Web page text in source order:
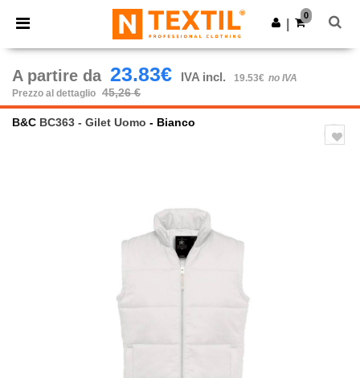
× App Ntextil
Prezzi migliori sull'app!
Scarica app
0
A partire da 23.83€ IVA incl. 19.53€ no IVA
Prezzo al dettaglio 45,26 €
B&C BC363 - Gilet Uomo - Bianco